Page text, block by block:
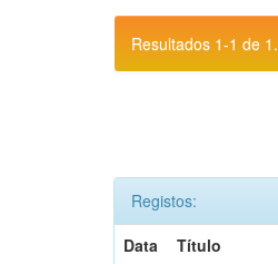
Resultados 1-1 de 1.
Registos:
Data
Título